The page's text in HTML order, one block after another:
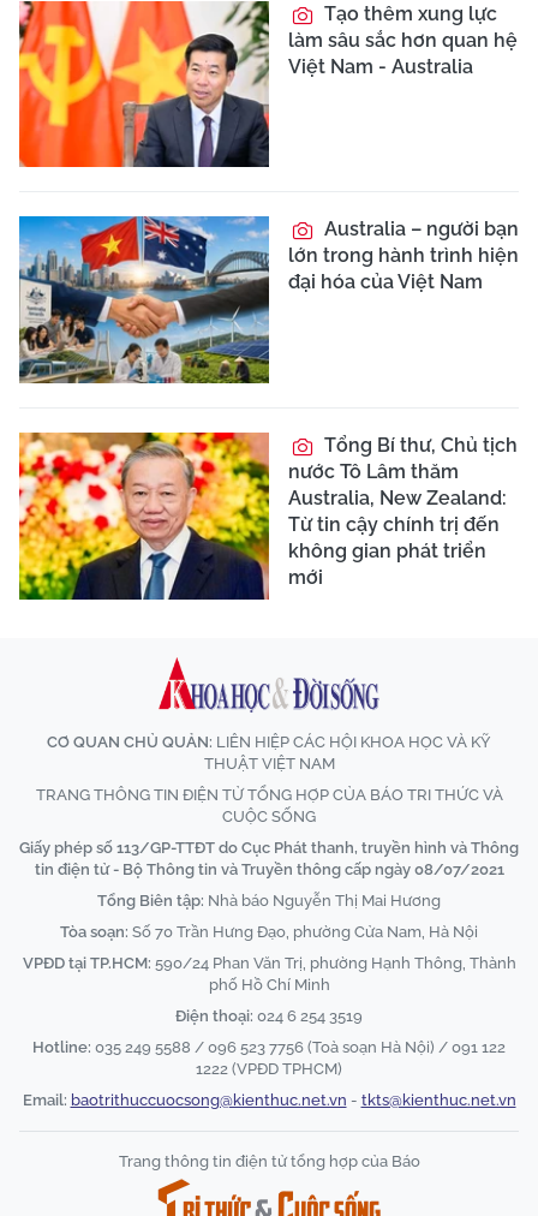
Tạo thêm xung lực
làm sâu sắc hơn quan hệ
Việt Nam - Australia
Australia – người bạn
lớn trong hành trình hiện
đại hóa của Việt Nam
Tổng Bí thư, Chủ tịch
nước Tô Lâm thăm
Australia, New Zealand:
Từ tin cậy chính trị đến
không gian phát triển
mới
CƠ QUAN CHỦ QUẢN: LIÊN HIỆP CÁC HỘI KHOA HỌC VÀ KỸ
THUẬT VIỆT NAM
TRANG THÔNG TIN ĐIỆN TỬ TỔNG HỢP CỦA BÁO TRI THỨC VÀ
CUỘC SỐNG
Giấy phép số 113/GP-TTĐT do Cục Phát thanh, truyền hình và Thông
tin điện tử - Bộ Thông tin và Truyền thông cấp ngày 08/07/2021
Tổng Biên tập: Nhà báo Nguyễn Thị Mai Hương
Tòa soạn: Số 70 Trần Hưng Đạo, phường Cửa Nam, Hà Nội
VPĐD tại TP.HCM: 590/24 Phan Văn Trị, phường Hạnh Thông, Thành
phố Hồ Chí Minh
Điện thoại: 024 6 254 3519
Hotline: 035 249 5588 / 096 523 7756 (Toà soạn Hà Nội) / 091 122
1222 (VPĐD TPHCM)
Email: baotrithuccuocsong@kienthuc.net.vn - tkts@kienthuc.net.vn
Trang thông tin điện tử tổng hợp của Báo